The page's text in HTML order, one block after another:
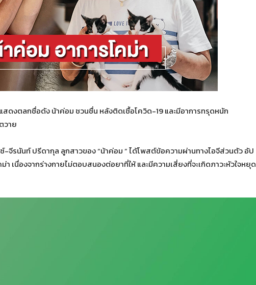
ดงตลกชื่อดัง น้าค่อม ชวนชื่น หลังติดเชื้อโควิด-19 และมีอาการทรุดหนัก
วาย
-จีรนันท์ ปรีดากุล ลูกสาวของ “น้าค่อม ” ได้โพสต์ข้อความผ่านทางไอจีส่วนตัว อัป
เนื่องจากร่างกายไม่ตอบสนองต่อยาที่ให้ และมีความเสี่ยงที่จะเกิดภาวะหัวใจหยุด